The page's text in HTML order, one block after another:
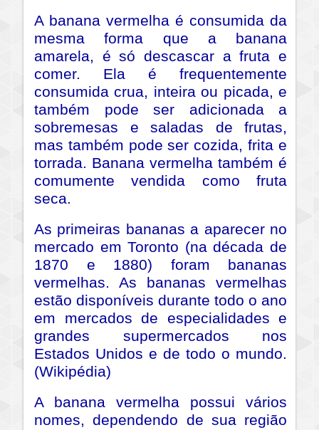
A banana vermelha é consumida da
mesma forma que a banana
amarela, é só descascar a fruta e
comer. Ela é frequentemente
consumida crua, inteira ou picada, e
também pode ser adicionada a
sobremesas e saladas de frutas,
mas também pode ser cozida, frita e
torrada. Banana vermelha também é
comumente vendida como fruta
seca.
As primeiras bananas a aparecer no
mercado em Toronto (na década de
1870 e 1880) foram bananas
vermelhas. As bananas vermelhas
estão disponíveis durante todo o ano
em mercados de especialidades e
grandes supermercados nos
Estados Unidos e de todo o mundo.
(Wikipédia)
A banana vermelha possui vários
nomes, dependendo de sua região